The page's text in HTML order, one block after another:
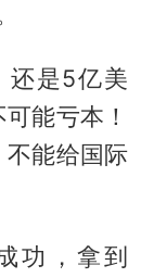
还是5亿美
能亏本！
不能给国际
功，拿到